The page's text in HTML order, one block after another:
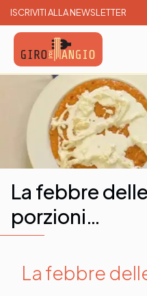
ISCRIVITI ALLA NEWSLETTER
Giro e Mangio
Cerca e Prenota un
CERCA E
La febbre
porzioni…
La febbre